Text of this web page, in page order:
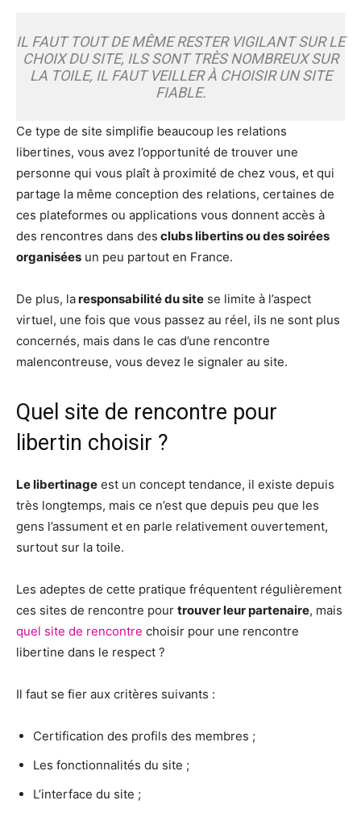
IL FAUT TOUT DE MÊME RESTER VIGILANT SUR LE
CHOIX DU SITE, ILS SONT TRÈS NOMBREUX SUR
LA TOILE, IL FAUT VEILLER À CHOISIR UN SITE
FIABLE.
Ce type de site simplifie beaucoup les relations
libertines, vous avez l’opportunité de trouver une
personne qui vous plaît à proximité de chez vous, et qui
partage la même conception des relations, certaines de
ces plateformes ou applications vous donnent accès à
des rencontres dans des clubs libertins ou des soirées
organisées un peu partout en France.
De plus, laresponsabilité du site se limite à l’aspect
virtuel, une fois que vous passez au réel, ils ne sont plus
concernés, mais dans le cas d’une rencontre
malencontreuse, vous devez le signaler au site.
Quel site de rencontre pour
libertin choisir ?
Le libertinage est un concept tendance, il existe depuis
très longtemps, mais ce n’est que depuis peu que les
gens l’assument et en parle relativement ouvertement,
surtout sur la toile.
Les adeptes de cette pratique fréquentent régulièrement
ces sites de rencontre pour trouver leur partenaire, mais
quel site de rencontre choisir pour une rencontre
libertine dans le respect ?
Il faut se fier aux critères suivants :
Certification des profils des membres ;
Les fonctionnalités du site ;
L’interface du site ;